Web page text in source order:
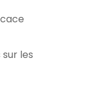
les